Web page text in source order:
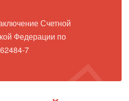
Счетной
Федерации по
7